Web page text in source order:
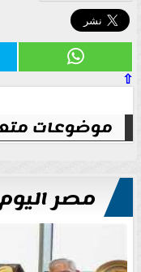
⇧
موضوعات
مصر اليوم